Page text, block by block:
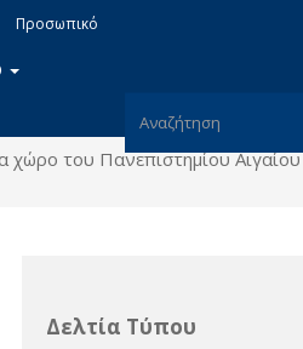
Προσωπικό
Φόρμα
Αναζήτηση
χώρο του Πανεπιστημίου Αιγαίου
Δελτία Τύπου